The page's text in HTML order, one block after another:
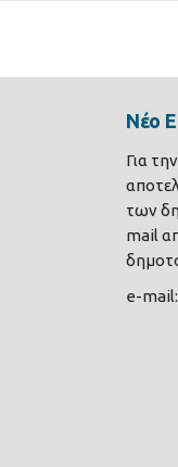
Νέο
Για
των
mail
e-mail: